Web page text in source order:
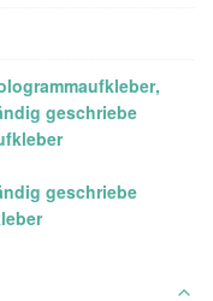
,
geschriebe
geschriebe